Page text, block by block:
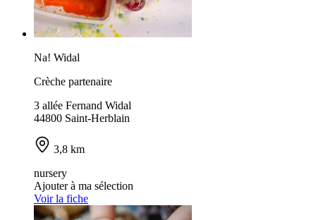
Na! Widal
Crèche partenaire
3 allée Fernand Widal
44800 Saint-Herblain
3,8 km
nursery
Ajouter à ma sélection
Voir la fiche